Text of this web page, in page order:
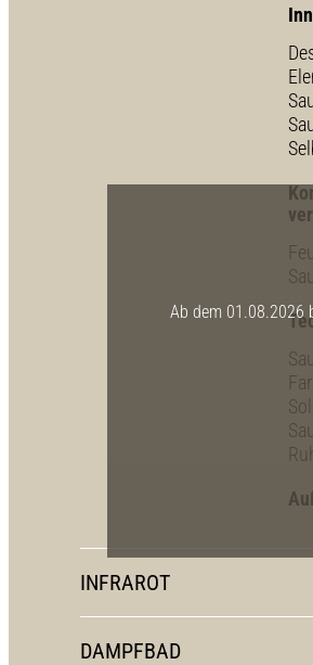
INFRAROT
DAMPFBAD
Ab dem 01.08.2026